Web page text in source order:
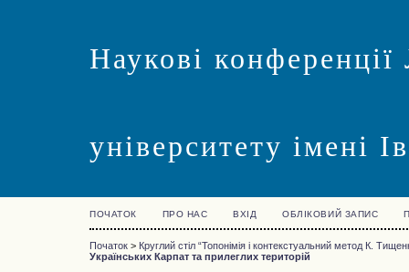
Наукові конференції
університету імені
ПОЧАТОК ПРО НАС ВХІД ОБЛІКОВИЙ ЗАПИС
Початок > Круглий стіл “Топонімія і контекстуальний метод К.
Українських Карпат та прилеглих територій